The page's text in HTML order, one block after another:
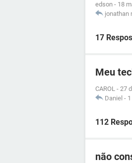
edson - 18
jonathan
17
Meu
CAROL - 27
Daniel -
112
não